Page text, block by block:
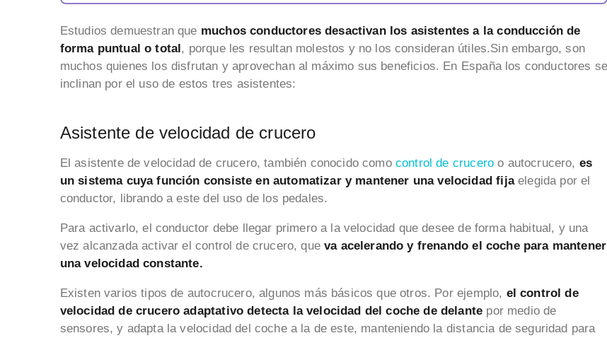
Estudios demuestran que muchos conductores desactivan los asistentes a la conducción de
forma puntual o total , porque les resultan molestos y no los consideran útiles.Sin embargo, son
muchos quienes los disfrutan y aprovechan al máximo sus beneficios. En España los conductores se
inclinan por el uso de estos tres asistentes:
Asistente de velocidad de crucero
El asistente de velocidad de crucero, también conocido como control de crucero o autocrucero, es
un sistema cuya función consiste en automatizar y mantener una velocidad fijaelegida por el
conductor, librando a este del uso de los pedales.
Para activarlo, el conductor debe llegar primero a la velocidad que desee de forma habitual, y una
vez alcanzada activar el control de crucero, queva acelerando y frenando el coche para mantener
una velocidad constante.
Existen varios tipos de autocrucero, algunos más básicos que otros. Por ejemplo, el control de
velocidad de crucero adaptativo detecta la velocidad del coche de delante por medio de
sensores, y adapta la velocidad del coche a la de este, manteniendo la distancia de seguridad para